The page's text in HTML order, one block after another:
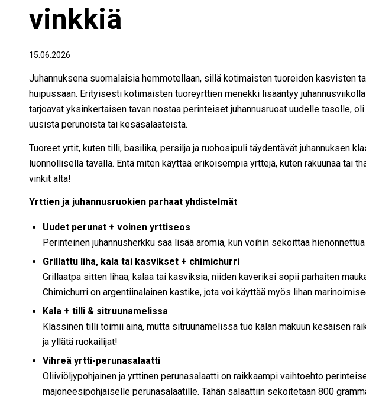
vinkkiä
15.06.2026
Juhannuksena suomalaisia hemmotellaan, sillä kotimaisten tuoreiden kasvisten
huipussaan. Erityisesti kotimaisten tuoreyrttien menekki lisääntyy
tarjoavat yksinkertaisen tavan nostaa perinteiset juhannusruoat uudelle tasolle,
uusista perunoista tai kesäsalaateista.
Tuoreet yrtit, kuten tilli, basilika, persilja ja ruohosipuli täydentävät juhannuksen
luonnollisella tavalla. Entä miten käyttää erikoisempia yrttejä, kuten rakuunaa tai
vinkit alta!
Yrttien ja juhannusruokien parhaat yhdistelmät
Uudet perunat + voinen yrttiseos
Perinteinen juhannusherkku saa lisää aromia, kun voihin sekoittaa
Grillattu liha, kala tai kasvikset + chimichurri
Grillaatpa sitten lihaa, kalaa tai kasviksia, niiden kaveriksi sopii parhaiten
Chimichurri on argentiinalainen kastike, jota voi käyttää myös lihan
Kala + tilli & sitruunamelissa
Klassinen tilli toimii aina, mutta sitruunamelissa tuo kalan makuun kesäisen
ja yllätä ruokailijat!
Vihreä yrtti-perunasalaatti
Oliiviöljypohjainen ja yrttinen perunasalaatti on raikkaampi vaihtoehto
majoneesipohjaiselle perunasalaatille. Tähän salaattiin sekoitetaan 800